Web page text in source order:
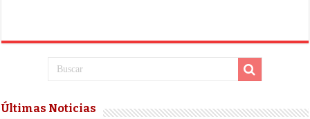
Últimas Noticias